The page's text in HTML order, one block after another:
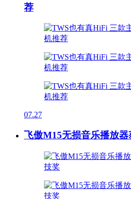
荐
07.27
飞傲M15无损音乐播放